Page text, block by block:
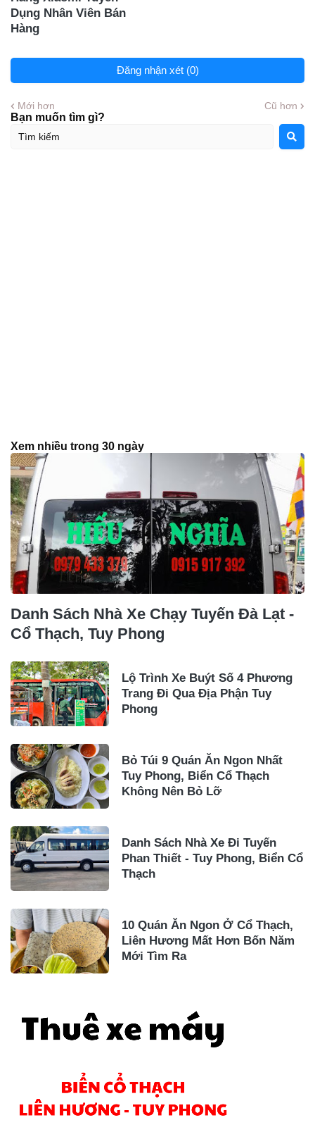
Dụng Nhân Viên Bán
Hàng
Đăng nhận xét (0)
Mới hơn Cũ hơn
Bạn muốn tìm gì?
Xem nhiều trong 30 ngày
Danh Sách Nhà Xe Chạy Tuyến Đà Lạt -
Cổ Thạch, Tuy Phong
Lộ Trình Xe Buýt Số 4 Phương
Trang Đi Qua Địa Phận Tuy
Phong
Bỏ Túi 9 Quán Ăn Ngon Nhất
Tuy Phong, Biển Cổ Thạch
Không Nên Bỏ Lỡ
Danh Sách Nhà Xe Đi Tuyến
Phan Thiết - Tuy Phong, Biển Cổ
Thạch
10 Quán Ăn Ngon Ở Cổ Thạch,
Liên Hương Mất Hơn Bốn Năm
Mới Tìm Ra